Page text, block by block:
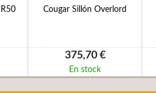
Cougar Sillón Overlord
375,70 €
En stock